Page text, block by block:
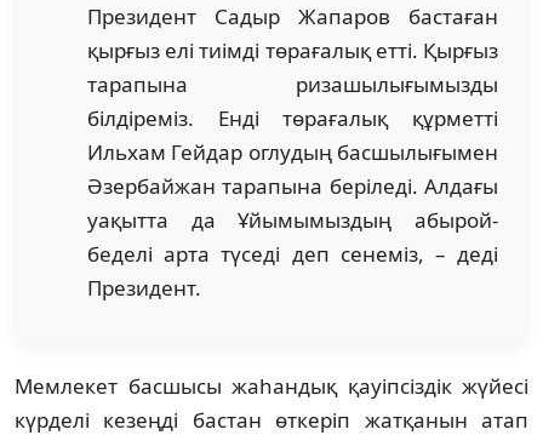
Президент Садыр Жапаров бастаған
қырғыз елі тиімді төрағалық етті. Қырғыз
тарапына ризашылығымызды
білдіреміз. Енді төрағалық құрметті
Ильхам Гейдар оглудың басшылығымен
Әзербайжан тарапына беріледі. Алдағы
уақытта да Ұйымымыздың абырой-
беделі арта түседі деп сенеміз, – деді
Президент.
Мемлекет басшысы жаһандық қауіпсіздік жүйесі
күрделі кезеңді бастан өткеріп жатқанын атап